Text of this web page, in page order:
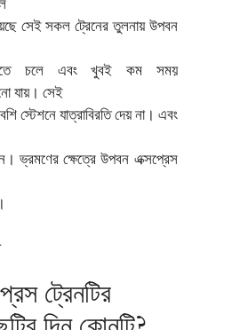
সেই সকল ট্রেনের তুলনায় উপবন
চলে এবং খুবই কম সময়
যায়। সেই
স্টেশনে যাত্রাবিরতি দেয় না। এবং
ভ্রমণের ক্ষেত্রে উপবন এক্সপ্রেস
ট্রেনটির